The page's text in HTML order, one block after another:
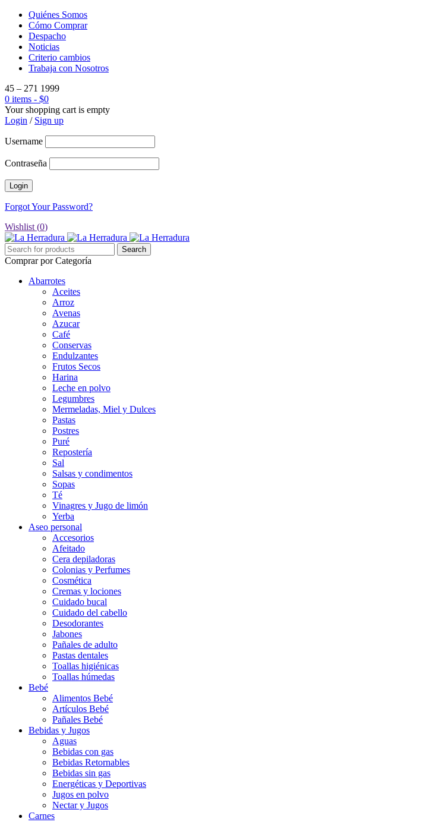
Quiénes Somos
Cómo Comprar
Despacho
Noticias
Criterio cambios
Trabaja con Nosotros
45 – 271 1999
0 items - $0
Your shopping cart is empty
Login / Sign up
Username
Contraseña
Forgot Your Password?
Wishlist (0)
Comprar por Categoría
Abarrotes
Aceites
Arroz
Avenas
Azucar
Café
Conservas
Endulzantes
Frutos Secos
Harina
Leche en polvo
Legumbres
Mermeladas, Miel y Dulces
Pastas
Postres
Puré
Repostería
Sal
Salsas y condimentos
Sopas
Té
Vinagres y Jugo de limón
Yerba
Aseo personal
Accesorios
Afeitado
Cera depiladoras
Colonias y Perfumes
Cosmética
Cremas y lociones
Cuidado bucal
Cuidado del cabello
Desodorantes
Jabones
Pañales de adulto
Pastas dentales
Toallas higiénicas
Toallas húmedas
Bebé
Alimentos Bebé
Artículos Bebé
Pañales Bebé
Bebidas y Jugos
Aguas
Bebidas con gas
Bebidas Retornables
Bebidas sin gas
Energéticas y Deportivas
Jugos en polvo
Nectar y Jugos
Carnes